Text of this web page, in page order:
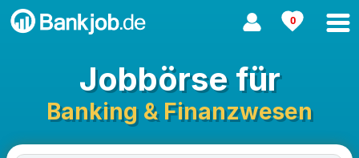
0
Jobbörse für
Banking & Finanzwesen